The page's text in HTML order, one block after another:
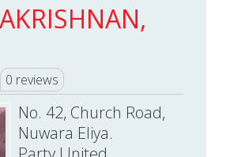
0 reviews
No. 42, Church Road,
Nuwara Eliya.